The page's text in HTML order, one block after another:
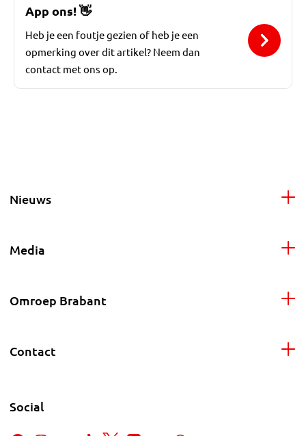
App ons!👋
Heb je een foutje gezien of heb je een
opmerking over dit artikel? Neem dan
contact met ons op.
Nieuws
Media
Omroep Brabant
Contact
Social